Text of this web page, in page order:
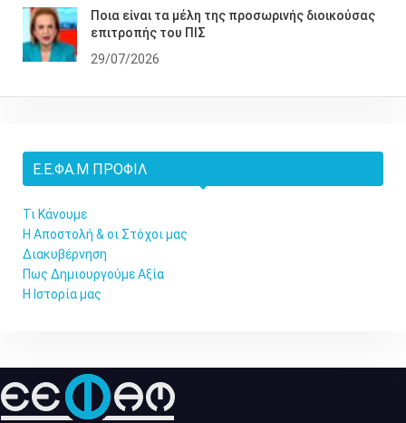
Ποια είναι τα μέλη της προσωρινής διοικούσας
επιτροπής του ΠΙΣ
29/07/2026
Ε.Ε.ΦΑ.Μ ΠΡΟΦΊΛ
Τι Κάνουμε
Η Αποστολή & οι Στόχοι μας
Διακυβέρνηση
Πως Δημιουργούμε Αξία
Η Ιστορία μας